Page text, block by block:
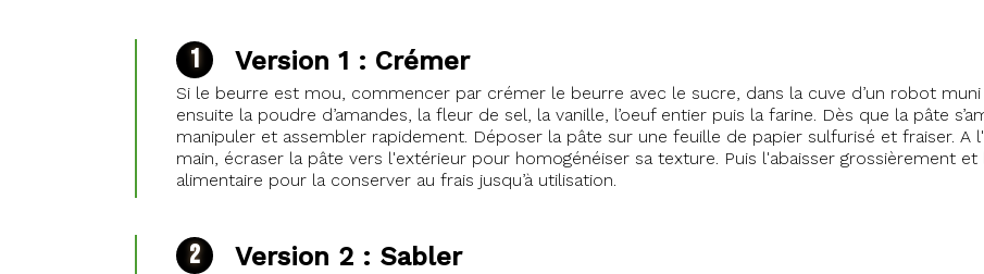
Version 1 : Crémer
Si le beurre est mou, commencer par crémer le beurre avec le sucre, dans la cuve d’un robot
ensuite la poudre d’amandes, la fleur de sel, la vanille, l’oeuf entier puis la farine. Dès que la pâte
manipuler et assembler rapidement. Déposer la pâte sur une feuille de papier sulfurisé et fraiser. A
main, écraser la pâte vers l'extérieur pour homogénéiser sa texture. Puis l'abaisser grossièrement
alimentaire pour la conserver au frais jusqu’à utilisation.
Version 2 : Sabler